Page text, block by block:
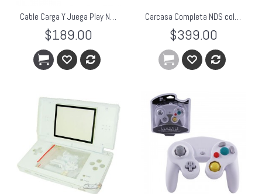
Cable Carga Y Juega Play N Charge Blanco Xbox 360
$189.00
Carcasa Completa NDS color Blanco
$399.00